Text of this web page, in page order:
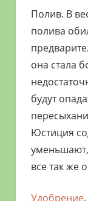
Полив. В
полива
она стала
будут
Юстиция
все так же
Удобрение